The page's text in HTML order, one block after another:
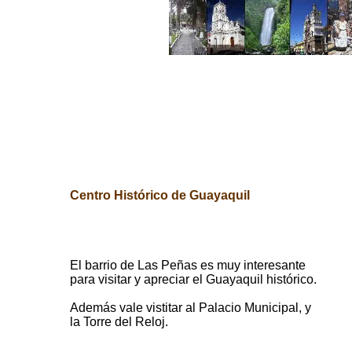
Centro Histórico de Guayaquil
El barrio de Las Peñas es muy interesante
para visitar y apreciar el Guayaquil histórico.
Además vale vistitar al Palacio Municipal, y
la Torre del Reloj.